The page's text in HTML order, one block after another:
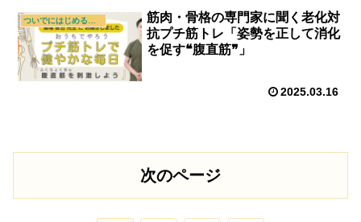
ついでにはじめる新習慣
筋肉・骨格の専門家に聞く老化対
抗プチ筋トレ「姿勢を正して消化
を促す❝腹直筋❞」
2025.03.16
次のページ